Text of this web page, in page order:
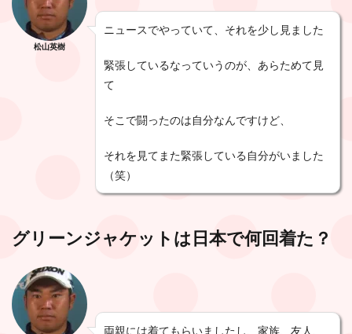
松山英樹
ニュースでやっていて、それを少し見ました
緊張しているなっていうのが、あらためて見
て
そこで闘ったのは自分なんですけど、
それを見てまた緊張している自分がいました
（笑）
グリーンジャケットは日本で何回着た？
両親には着てもらいましたし、家族、友人、